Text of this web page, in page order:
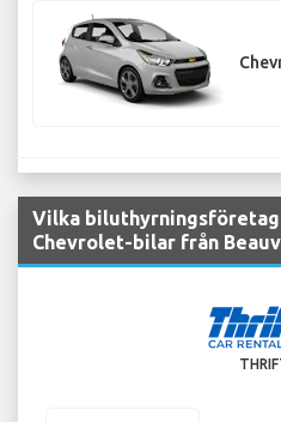
Vilka
Chevrolet-bilar från